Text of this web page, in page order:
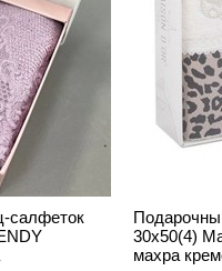
салфеток
30х50(4)
махра